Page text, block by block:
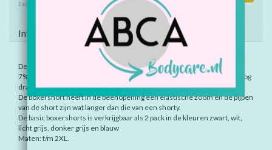
Excl. btw
Informatie
De heren basic boxershorts zijn gemaakt van 93% organisch katoen en
7% elastaan. De boxershort heeft geen zijnaden wat zorgt voor een hoog
draagcomfort.
De boxershort heeft in de beenopening een elastische zoom en de pijpen
van de short zijn wat langer dan die van een shorty.
De basic boxershorts is verkrijgbaar als 2 pack in de kleuren zwart, wit,
licht grijs, donker grijs en blauw
Maten: t/m 2XL.